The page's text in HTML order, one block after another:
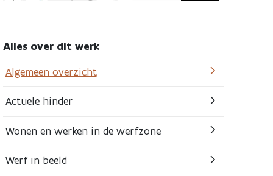
Alles over dit werk
Algemeen overzicht
Actuele hinder
Wonen en werken in de werfzone
Werf in beeld